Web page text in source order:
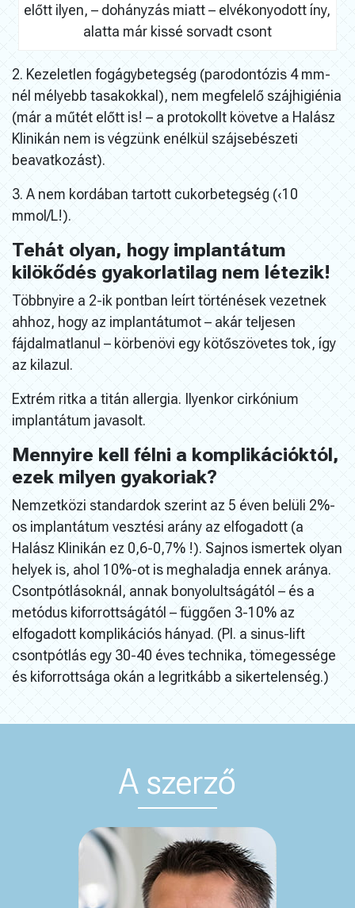
előtt ilyen, – dohányzás miatt – elvékonyodott íny,
alatta már kissé sorvadt csont
2. Kezeletlen fogágybetegség (parodontózis 4 mm-
nél mélyebb tasakokkal), nem megfelelő szájhigiénia
(már a műtét előtt is! – a protokollt követve a Halász
Klinikán nem is végzünk enélkül szájsebészeti
beavatkozást).
3. A nem kordában tartott cukorbetegség (‹10
mmol/L!).
Tehát olyan, hogy implantátum
kilökődés gyakorlatilag nem létezik!
Többnyire a 2-ik pontban leírt történések vezetnek
ahhoz, hogy az implantátumot – akár teljesen
fájdalmatlanul – körbenövi egy kötőszövetes tok, így
az kilazul.
Extrém ritka a titán allergia. Ilyenkor cirkónium
implantátum javasolt.
Mennyire kell félni a komplikációktól,
ezek milyen gyakoriak?
Nemzetközi standardok szerint az 5 éven belüli 2%-
os implantátum vesztési arány az elfogadott (a
Halász Klinikán ez 0,6-0,7% !). Sajnos ismertek olyan
helyek is, ahol 10%-ot is meghaladja ennek aránya.
Csontpótlásoknál, annak bonyolultságától – és a
metódus kiforrottságától – függően 3-10% az
elfogadott komplikációs hányad. (Pl. a sinus-lift
csontpótlás egy 30-40 éves technika, tömegessége
és kiforrottsága okán a legritkább a sikertelenség.)
A szerző